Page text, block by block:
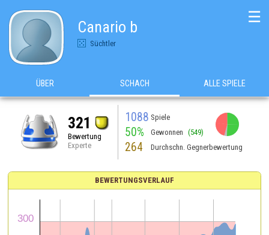
Canario b
Süchtler
☰
ÜBER SCHACH ALLE SPIELE
321
Bewertung
Experte
1088 Spiele
50% Gewonnen (549)
264 Durchschn. Gegnerbewertung
BEWERTUNGSVERLAUF